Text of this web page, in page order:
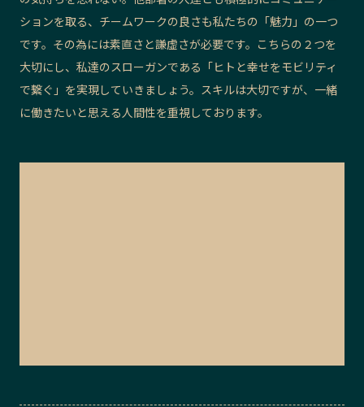
ションを取る、チームワークの良さも私たちの「魅力」の一つ
です。その為には素直さと謙虚さが必要です。こちらの２つを
大切にし、私達のスローガンである「ヒトと幸せをモビリティ
で繋ぐ」を実現していきましょう。スキルは大切ですが、一緒
に働きたいと思える人間性を重視しております。